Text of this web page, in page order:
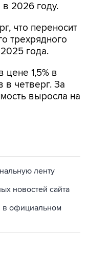
что переносит
года.
1,5% в
выросла на
новостей сайта
в официальном